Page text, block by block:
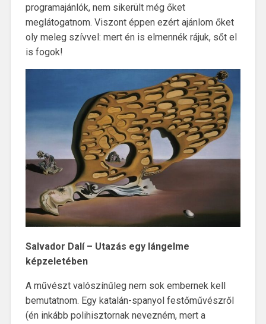
programajánlók, nem sikerült még őket
meglátogatnom. Viszont éppen ezért ajánlom őket
oly meleg szívvel: mert én is elmennék rájuk, sőt el
is fogok!
Salvador Dalí – Utazás egy lángelme
képzeletében
A művészt valószínűleg nem sok embernek kell
bemutatnom. Egy katalán-spanyol festőművészről
(én inkább polihisztornak nevezném, mert a